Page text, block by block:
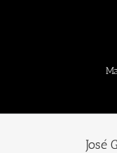
José